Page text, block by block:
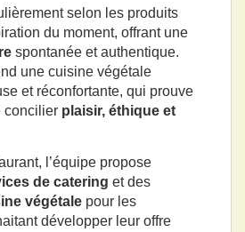
selon les produits
du moment, offrant une
spontanée et authentique.
une cuisine végétale
et réconfortante, qui prouve
concilier plaisir, éthique et
l’équipe propose
de catering et des
végétale pour les
développer leur offre